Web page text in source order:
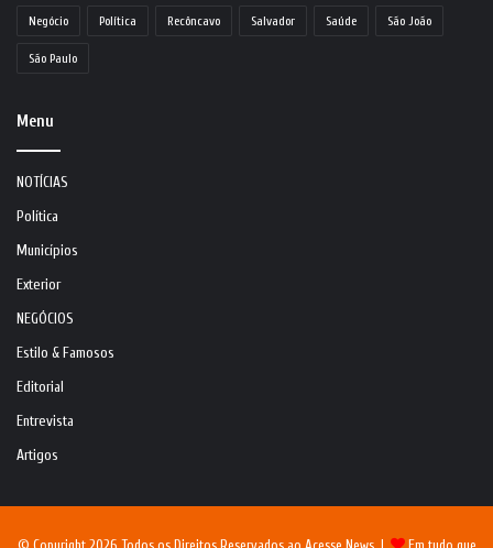
Negócio Política Recôncavo Salvador Saúde São João
São Paulo
Menu
NOTÍCIAS
Política
Municípios
Exterior
NEGÓCIOS
Estilo & Famosos
Editorial
Entrevista
Artigos